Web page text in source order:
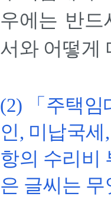
우에는 반드
서와 어떻게
(2) 「주택임
인, 미납국세
항의 수리비
은 글씨는 무